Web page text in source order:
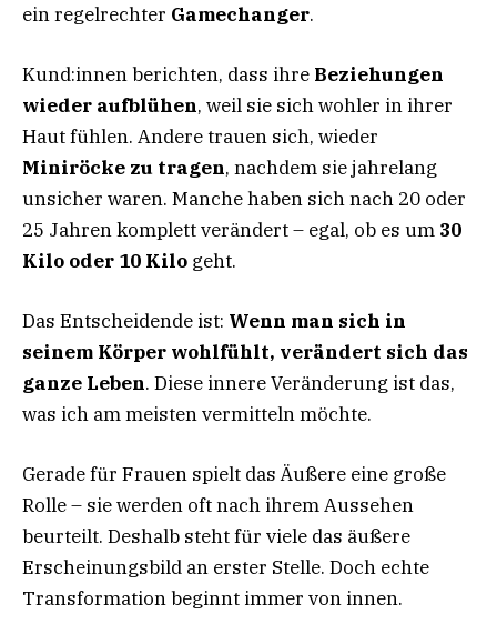
ein regelrechter Gamechanger.
Kund:innen berichten, dass ihre Beziehungen
wieder aufblühen, weil sie sich wohler in ihrer
Haut fühlen. Andere trauen sich, wieder
Miniröcke zu tragen, nachdem sie jahrelang
unsicher waren. Manche haben sich nach 20 oder
25 Jahren komplett verändert – egal, ob es um 30
Kilo oder 10 Kilo geht.
Das Entscheidende ist: Wenn man sich in
seinem Körper wohlfühlt, verändert sich das
ganze Leben. Diese innere Veränderung ist das,
was ich am meisten vermitteln möchte.
Gerade für Frauen spielt das Äußere eine große
Rolle – sie werden oft nach ihrem Aussehen
beurteilt. Deshalb steht für viele das äußere
Erscheinungsbild an erster Stelle. Doch echte
Transformation beginnt immer von innen.